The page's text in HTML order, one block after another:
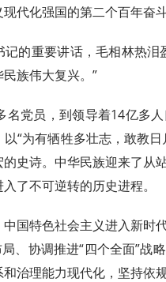
代化强国的第二个百年奋
的重要讲话，毛相林热泪
族伟大复兴。”
名党员，到领导着14亿多
“为有牺牲多壮志，敢教
史诗。中华民族迎来了从
了不可逆转的历史进程。
国特色社会主义进入新时
、协调推进“四个全面”战
治理能力现代化，坚持依